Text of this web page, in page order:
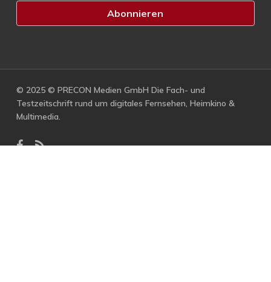
© 2025 © PRECON Medien GmbH Die Fach- und
Testzeitschrift rund um digitales Fernsehen, Heimkino &
Multimedia.
facebook
RSS